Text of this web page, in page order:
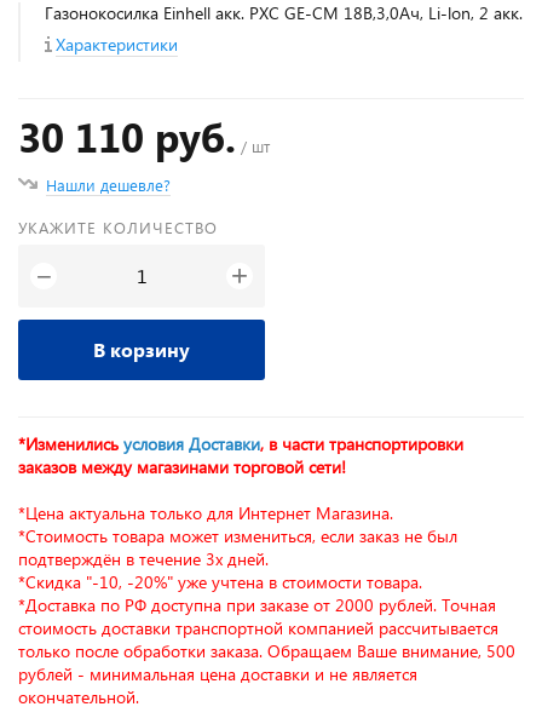
Газонокосилка Einhell акк. PXC GE-CM 18B,3,0Ач, Li-lon, 2 акк.
Характеристики
30 110 руб. / шт
Нашли дешевле?
УКАЖИТЕ КОЛИЧЕСТВО
− +
В корзину
*Изменились условия Доставки, в части транспортировки
заказов между магазинами торговой сети!
*Цена актуальна только для Интернет Магазина.
*Стоимость товара может измениться, если заказ не был
подтверждён в течение 3х дней.
*Скидка "-10, -20%" уже учтена в стоимости товара.
*Доставка по РФ доступна при заказе от 2000 рублей. Точная
стоимость доставки транспортной компанией рассчитывается
только после обработки заказа. Обращаем Ваше внимание, 500
рублей - минимальная цена доставки и не является
окончательной.